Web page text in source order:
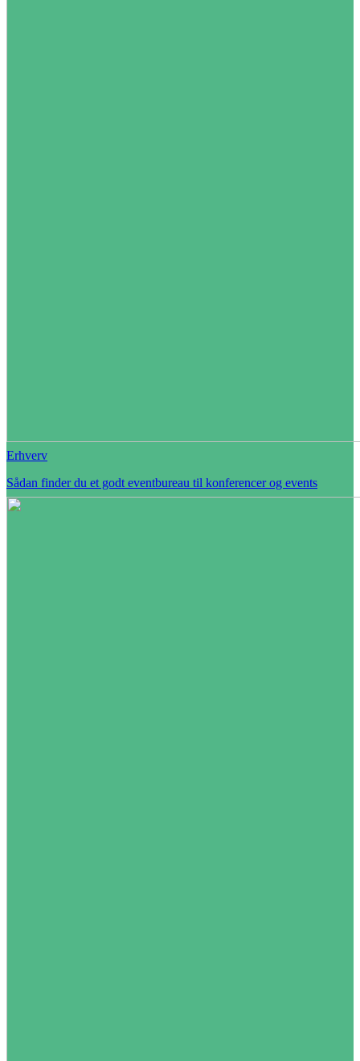
Erhverv
Sådan finder du et godt eventbureau til konferencer og events